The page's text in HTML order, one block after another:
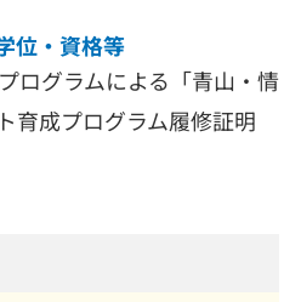
位・資格等
ログラムによる「青山・情
育成プログラム履修証明